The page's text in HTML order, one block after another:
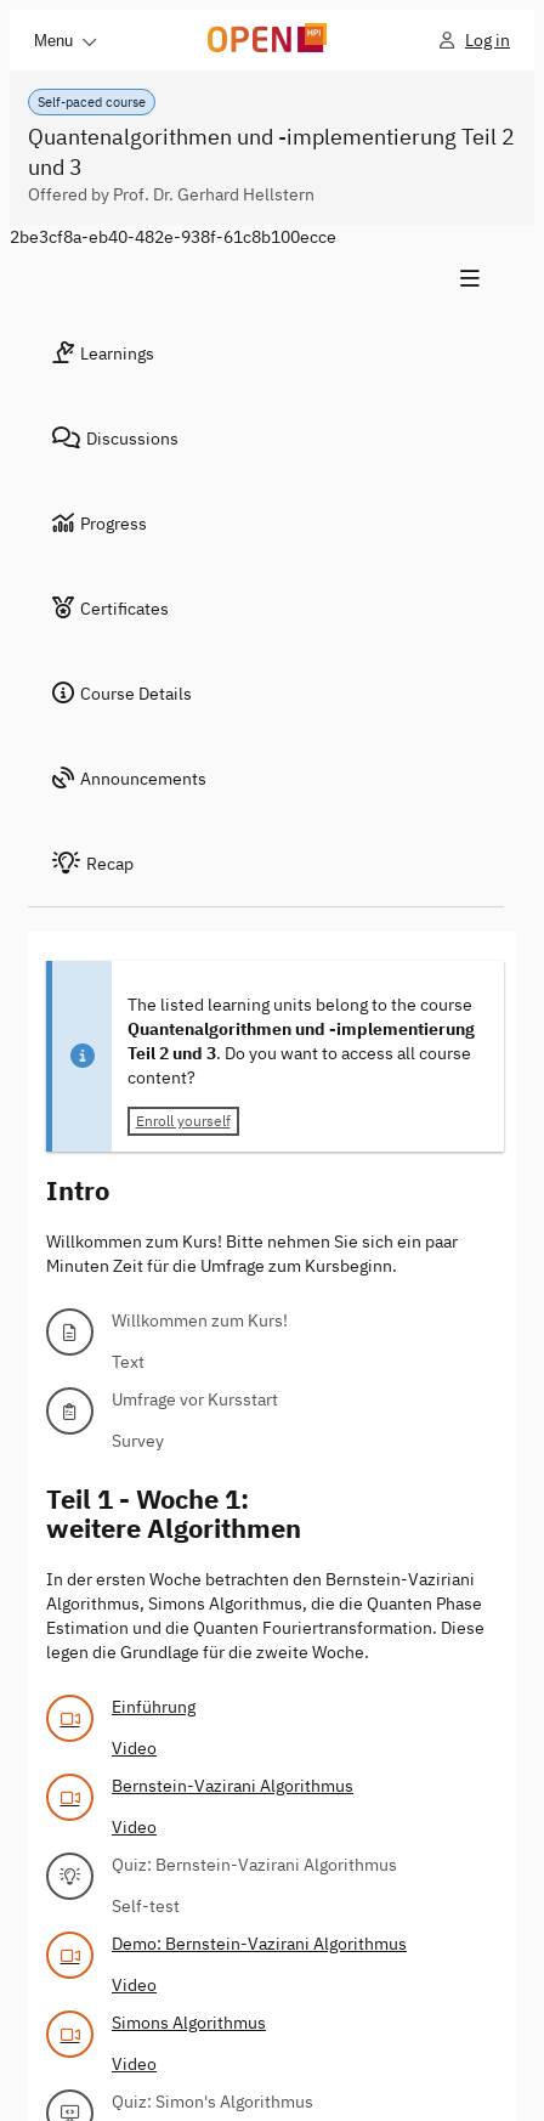
Menu Log in
Self-paced course
Quantenalgorithmen und -implementierung Teil 2
und 3
Offered by Prof. Dr. Gerhard Hellstern
2be3cf8a-eb40-482e-938f-61c8b100ecce
Learnings
Discussions
Progress
Certificates
Course Details
Announcements
Recap
The listed learning units belong to the course
Quantenalgorithmen und -implementierung
Teil 2 und 3. Do you want to access all course
content?
Enroll yourself
Intro
Willkommen zum Kurs! Bitte nehmen Sie sich ein paar
Minuten Zeit für die Umfrage zum Kursbeginn.
Willkommen zum Kurs!
Text
Umfrage vor Kursstart
Survey
Teil 1 - Woche 1:
weitere Algorithmen
In der ersten Woche betrachten den Bernstein-Vaziriani
Algorithmus, Simons Algorithmus, die die Quanten Phase
Estimation und die Quanten Fouriertransformation. Diese
legen die Grundlage für die zweite Woche.
Einführung
Video
Bernstein-Vazirani Algorithmus
Video
Quiz: Bernstein-Vazirani Algorithmus
Self-test
Demo: Bernstein-Vazirani Algorithmus
Video
Simons Algorithmus
Video
Quiz: Simon's Algorithmus